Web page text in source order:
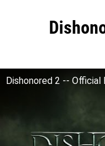
Dishonored 2 -- Official